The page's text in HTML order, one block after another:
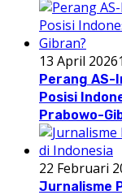
13 April 2026
Perang AS-
Posisi
Prabowo-
22 Februari
Jurnalisme